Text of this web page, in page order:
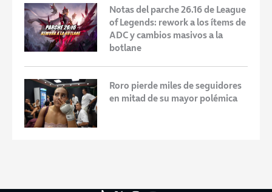
Notas del parche 26.16 de League
of Legends: rework a los ítems de
ADC y cambios masivos a la
botlane
Roro pierde miles de seguidores
en mitad de su mayor polémica